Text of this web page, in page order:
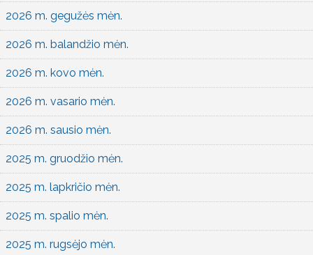
2026 m. gegužės mėn.
2026 m. balandžio mėn.
2026 m. kovo mėn.
2026 m. vasario mėn.
2026 m. sausio mėn.
2025 m. gruodžio mėn.
2025 m. lapkričio mėn.
2025 m. spalio mėn.
2025 m. rugsėjo mėn.